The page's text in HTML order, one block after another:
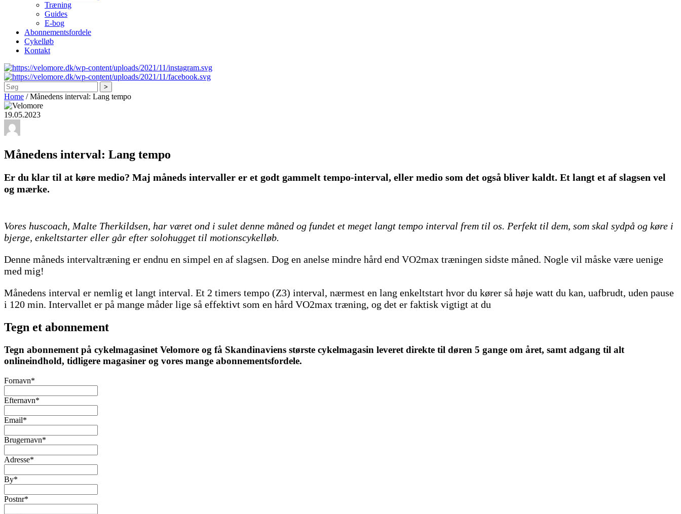
Træning
Guides
E-bog
Abonnementsfordele
Cykelløb
Kontakt
Søg
Home /Månedens interval: Lang tempo
19.05.2023
Månedens interval: Lang tempo
Er du klar til at køre medio? Maj måneds intervaller er et godt gammelt tempo-interval, eller medio som det også bliver kaldt. Et langt et af slagsen vel
og mærke.
Vores huscoach, Malte Therkildsen, har været ond i sulet denne måned og fundet et meget langt tempo interval frem til os. Perfekt til dem, som skal sydpå og køre i
bjerge, enkeltstarter eller går efter solohugget til motionscykelløb.
Denne måneds intervaltræning er endnu en simpel en af slagsen. Dog en anelse mindre hård end VO2max træningen sidste måned. Nogle vil måske være uenige
med mig!
Månedens interval er nemlig et langt interval. Et 2 timers tempo (Z3) interval, nærmest en lang enkeltstart hvor du kører så høje watt du kan, uafbrudt, uden pause
i 120 min. Intervallet er på mange måder lige så effektivt som en hård VO2max træning, og det er faktisk vigtigt at du
Tegn et abonnement
Tegn abonnement på cykelmagasinet Velomore og få Skandinaviens største cykelmagasin leveret direkte til døren 5 gange om året, samt adgang til alt
onlineindhold, tidligere magasiner og vores mange abonnementsfordele.
Fornavn*
Efternavn*
Email*
Brugernavn*
Adresse*
By*
Postnr*